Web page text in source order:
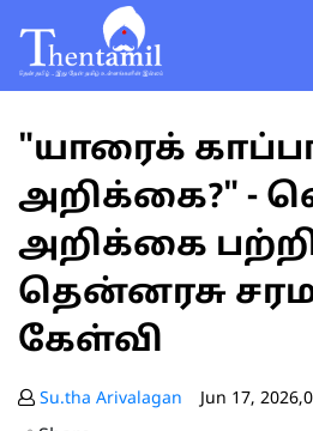
"யாரைக்
அறிக்கை?" -
அறிக்கை
தென்னரசு
கேள்வி
Su.tha Arivalagan Jun 17,